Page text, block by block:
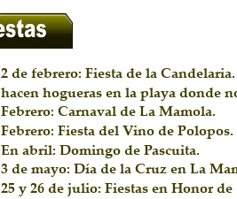
2 de febrero: Fiesta de la
hacen hogueras en la playa donde
Febrero: Carnaval de La Mamola.
Febrero: Fiesta del Vino de
En abril: Domingo de Pascuita.
3 de mayo: Día de la Cruz en La
25 y 26 de julio: Fiestas en Honor